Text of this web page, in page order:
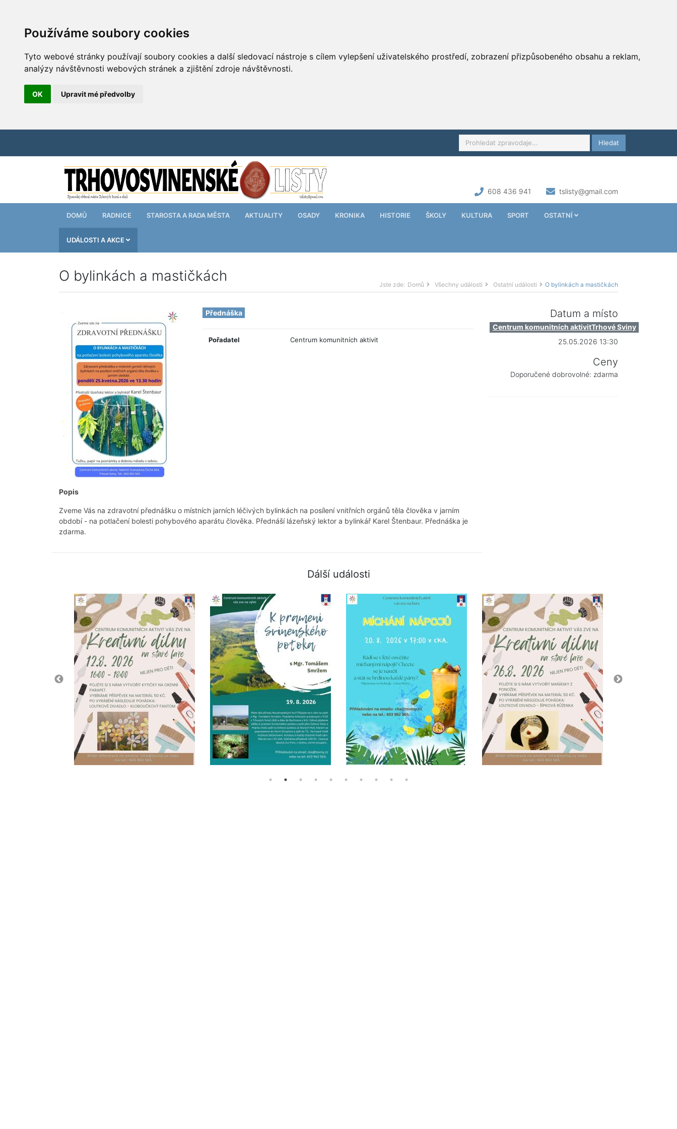
Používáme soubory cookies
Tyto webové stránky používají soubory cookies a další sledovací nástroje s cílem vylepšení uživatelského prostředí, zobrazení přizpůsobeného obsahu a reklam,
analýzy návštěvnosti webových stránek a zjištění zdroje návštěvnosti.
OK Upravit mé předvolby
Hledat
608 436 941 tslisty@gmail.com
DOMŮ RADNICE STAROSTA A RADA MĚSTA AKTUALITY OSADY KRONIKA HISTORIE ŠKOLY KULTURA SPORT OSTATNÍ
UDÁLOSTI A AKCE
O bylinkách a mastičkách
Jste zde: Domů Všechny události Ostatní události O bylinkách a mastičkách
Přednáška
Pořadatel Centrum komunitních aktivit
Popis
Zveme Vás na zdravotní přednášku o místních jarních léčivých bylinkách na posílení vnitřních orgánů těla člověka v jarním
období - na potlačení bolesti pohybového aparátu člověka. Přednáší lázeňský lektor a bylinkář Karel Štenbaur. Přednáška je
zdarma.
Datum a místo
Centrum komunitních aktivitTrhové Sviny
25.05.2026 13:30
Ceny
Doporučené dobrovolné: zdarma
Dálší události